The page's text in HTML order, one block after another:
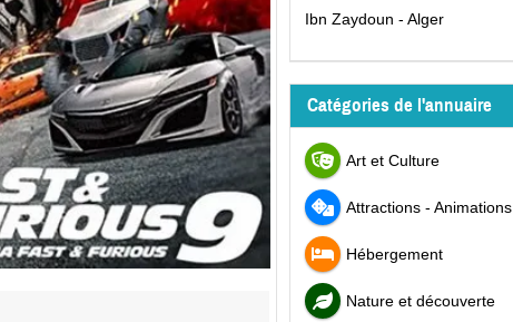
Ibn Zaydoun - Alger
Catégories de l'annuaire
Art et Culture
Attractions - Animations
Hébergement
Nature et découverte